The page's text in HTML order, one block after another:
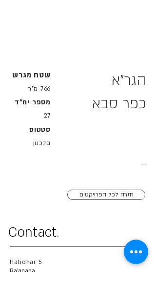
שטח מגרש
766 מ"ר
מספר יח"ד
27
סטטוס
בתכנון
הגר"א
כפר סבא
...
חזרה לכל הפרויקטים
.Contact
Hatidhar 5
Ra'anana